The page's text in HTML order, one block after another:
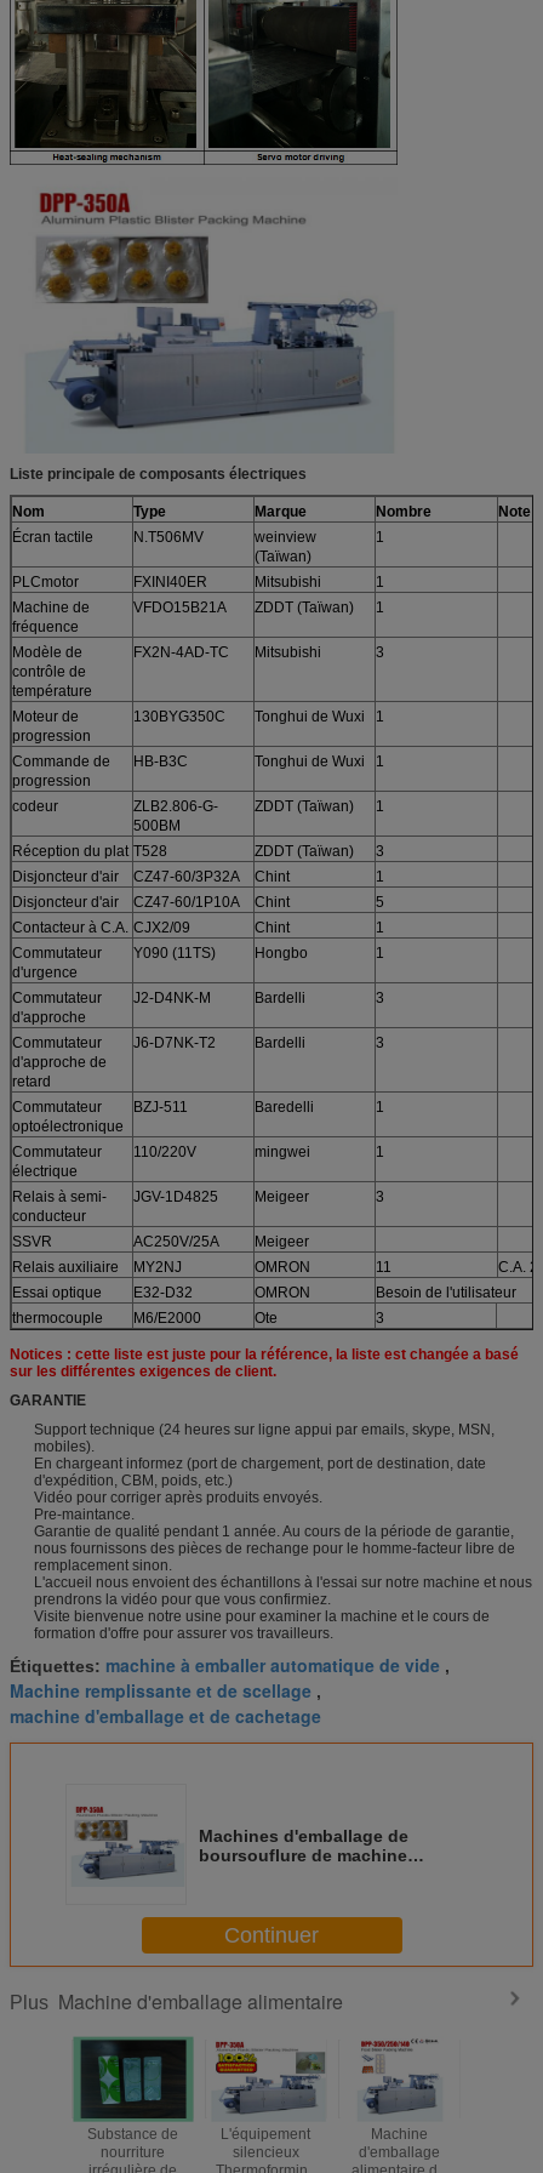
Liste principale de composants électriques
Nom Type Marque Nombre
Note
Écran tactile
N.T506MV
weinview
(Taïwan)
1
PLCmotor FXINI40ER Mitsubishi
1
Machine de
fréquence
VFDO15B21A ZDDT (Taïwan) 1
Modèle de
contrôle de
température
FX2N-4AD-TC Mitsubishi 3
Moteur de
progression
130BYG350C Tonghui de Wuxi 1
Commande de
progression
HB-B3C Tonghui de Wuxi 1
codeur
ZLB2.806-G-
500BM
ZDDT (Taïwan) 1
Réception du plat T528 ZDDT (Taïwan)
3
Disjoncteur d'air
CZ47-60/3P32A Chint
1
Disjoncteur d'air
CZ47-60/1P10A Chint
5
Contacteur à C.A. CJX2/09 Chint
1
Commutateur
d'urgence
Y090 (11TS) Hongbo 1
Commutateur
d'approche
J2-D4NK-M Bardelli 3
Commutateur
d'approche de
retard
J6-D7NK-T2 Bardelli 3
Commutateur
optoélectronique
BZJ-511 Baredelli 1
Commutateur
électrique
110/220V mingwei 1
Relais à semi-
conducteur
JGV-1D4825 Meigeer 3
SSVR AC250V/25A
Meigeer
Relais auxiliaire
MY2NJ OMRON 11
C.A.
Essai optique
E32-D32 OMRON
Besoin de l'utilisateur
thermocouple
M6/E2000 Ote 3
Notices : cette liste est juste pour la référence, la liste est changée a basé
sur les différentes exigences de client.
GARANTIE
Support technique (24 heures sur ligne appui par emails, skype, MSN,
mobiles).
En chargeant informez (port de chargement, port de destination, date
d'expédition, CBM, poids, etc.)
Vidéo pour corriger après produits envoyés.
Pre-maintance.
Garantie de qualité pendant 1 année. Au cours de la période de garantie,
nous fournissons des pièces de rechange pour le homme-facteur libre de
remplacement sinon.
L'accueil nous envoient des échantillons à l'essai sur notre machine et nous
prendrons la vidéo pour que vous confirmiez.
Visite bienvenue notre usine pour examiner la machine et le cours de
formation d'offre pour assurer vos travailleurs.
Étiquettes: machine à emballer automatique de vide ,
Machine remplissante et de scellage ,
machine d'emballage et de cachetage
Machines d'emballage de
boursouflure de machine
Continuer
Plus Machine d'emballage alimentaire
Substance de
nourriture
L'équipement
silencieux
Machine
d'emballage